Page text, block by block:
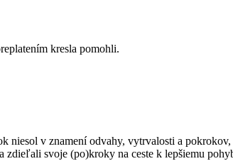
kresla pomohli.
niesol v znamení odvahy, vytrvalosti a
svoje (po)kroky na ceste k lepšiemu